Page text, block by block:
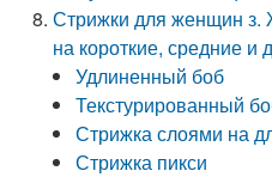
Стрижки для женщин з.
на короткие, средние
Удлиненный боб
Текстурированный
Стрижка слоями на
Стрижка пикси